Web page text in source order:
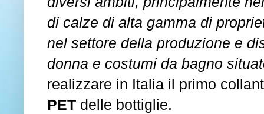
di calze di alta gamma di
nel settore della produzione e
donna e costumi da bagno
realizzare in Italia il primo
PET delle bottiglie.